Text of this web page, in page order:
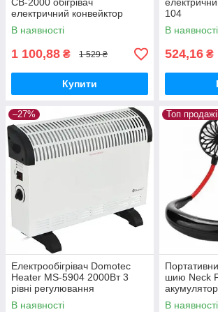
CB-2000 обігрівач
електричний конвейктор
Білий
В наявності
1 100,88 ₴ 1 529 ₴
Купити
104
В наявності
524,16 ₴
–27%
Електрообігрівач Domotec
Heater MS-5904 2000Вт 3
рівні регулювання
температури Вт Білий3
В наявності
Топ
шию Neck
В наявності